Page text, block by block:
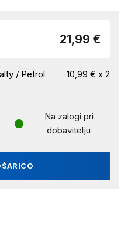
21,99 €
/ Petrol
10,99 € x 2
Na zalogi pri
dobavitelju